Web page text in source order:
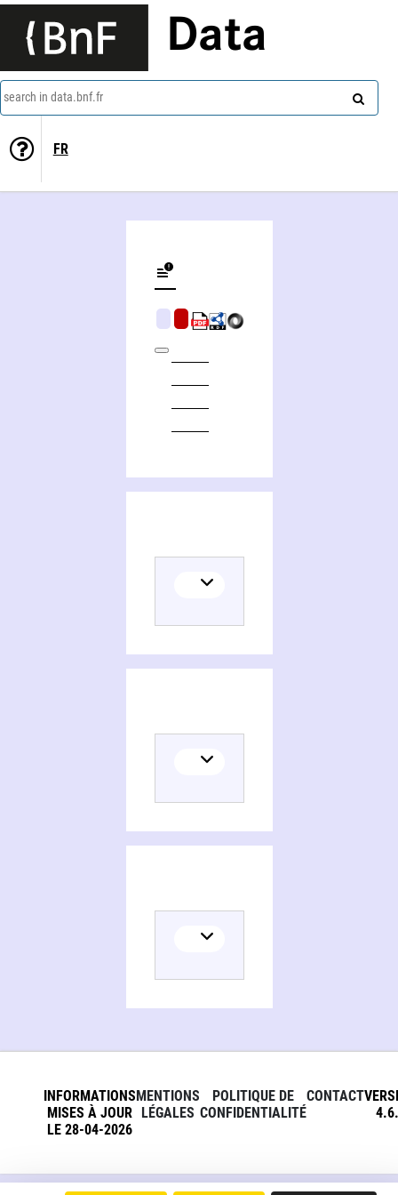
Data
search in data.bnf.fr
FR
INFORMATIONS
MISES À JOUR
LE 28-04-2026
MENTIONS
LÉGALES
POLITIQUE DE
CONFIDENTIALITÉ
CONTACT